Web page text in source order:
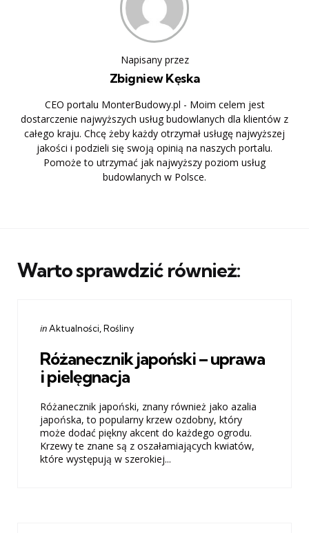
Napisany przez
Zbigniew Kęska
CEO portalu MonterBudowy.pl - Moim celem jest
dostarczenie najwyższych usług budowlanych dla klientów z
całego kraju. Chcę żeby każdy otrzymał usługę najwyższej
jakości i podzieli się swoją opinią na naszych portalu.
Pomoże to utrzymać jak najwyższy poziom usług
budowlanych w Polsce.
Warto sprawdzić również:
Categories
Posted
inAktualności Rośliny
Różanecznik japoński – uprawa
i pielęgnacja
Różanecznik japoński, znany również jako azalia
japońska, to popularny krzew ozdobny, który
może dodać piękny akcent do każdego ogrodu.
Krzewy te znane są z oszałamiających kwiatów,
które występują w szerokiej...